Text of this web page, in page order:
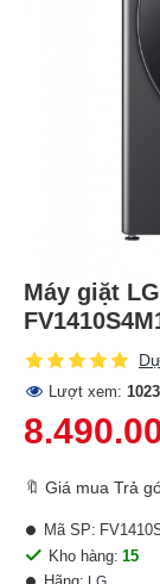
Máy giặt
Lượt xem:
🔖 Giá mua Trả
Kho hàng: 15
Mã SP: